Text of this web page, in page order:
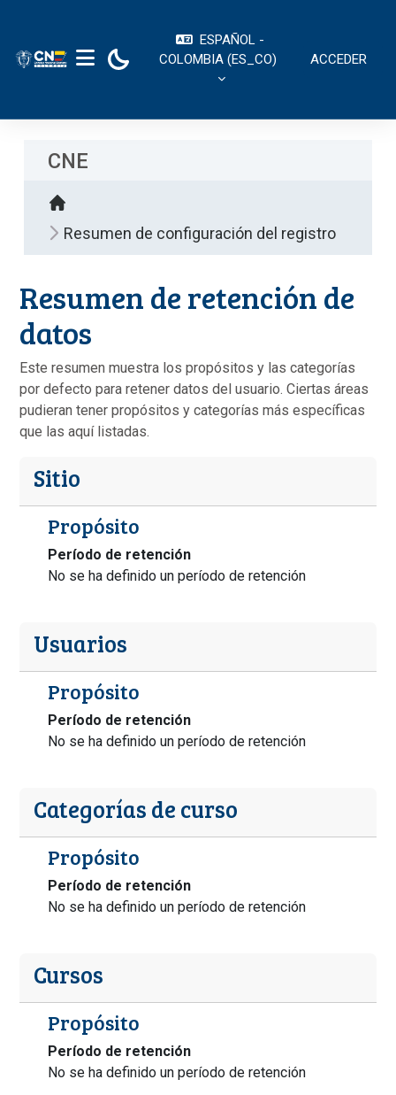
ESPAÑOL -
COLOMBIA ‎(ES_CO)‎
ACCEDER
CNE
Resumen de configuración del registro
Resumen de retención de
datos
Este resumen muestra los propósitos y las categorías
por defecto para retener datos del usuario. Ciertas áreas
pudieran tener propósitos y categorías más específicas
que las aquí listadas.
Sitio
Propósito
Período de retención
No se ha definido un período de retención
Usuarios
Propósito
Período de retención
No se ha definido un período de retención
Categorías de curso
Propósito
Período de retención
No se ha definido un período de retención
Cursos
Propósito
Período de retención
No se ha definido un período de retención